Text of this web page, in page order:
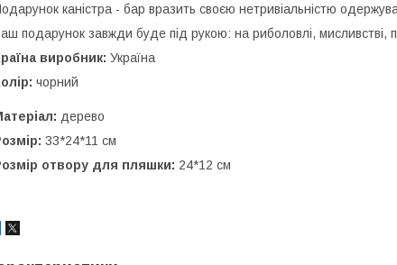
каністра - бар вразить своєю нетривіальністю
подарунок завжди буде під рукою: на риболовлі, мисливстві,
виробник: Україна
чорний
дерево
33*24*11 см
отвору для пляшки: 24*12 см